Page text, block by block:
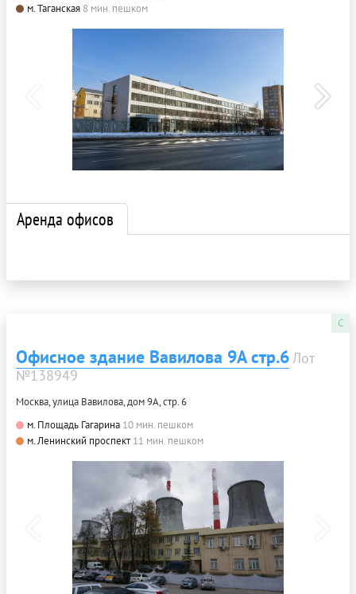
м. Таганская 8 мин. пешком
Аренда офисов
C
Офисное здание Вавилова 9А стр.6Лот
№138949
Москва, улица Вавилова, дом 9А, стр. 6
м. Площадь Гагарина 10 мин. пешком
м. Ленинский проспект 11 мин. пешком